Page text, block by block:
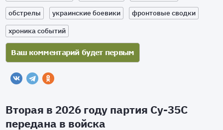
обстрелы
украинские боевики
фронтовые сводки
хроника событий
Вторая в 2026 году партия Су-35С
передана в войска